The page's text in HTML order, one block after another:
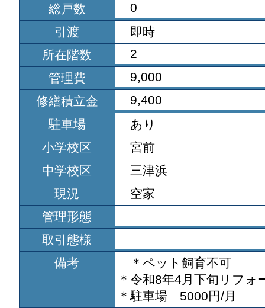
総戸数
0
引渡
即時
所在階数
2
管理費
9,000
修繕積立金
9,400
駐車場
あり
小学校区
宮前
中学校区
三津浜
現況
空家
管理形態
取引態様
備考
＊ペット飼育不可
＊令和8年4月下旬リフォ
＊駐車場 5000円/月